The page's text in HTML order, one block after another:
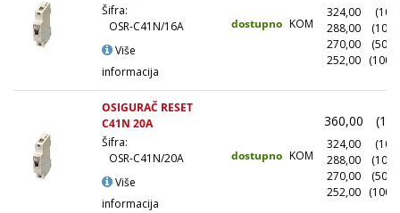
Šifra:
OSR-C41N/16A
Više
informacija
dostupno KOM
324,00
(10+)
288,00
270,00
252,00
OSIGURAČ RESET
C41N 20A
Šifra:
OSR-C41N/20A
Više
informacija
dostupno KOM
360,00 (1+)
324,00
(10+)
288,00
270,00
252,00